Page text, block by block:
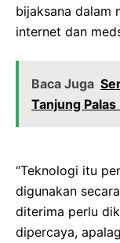
bijaksana dalam
internet dan
Baca Juga
Tanjung Palas
“Teknologi itu
digunakan
diterima perlu
dipercaya,